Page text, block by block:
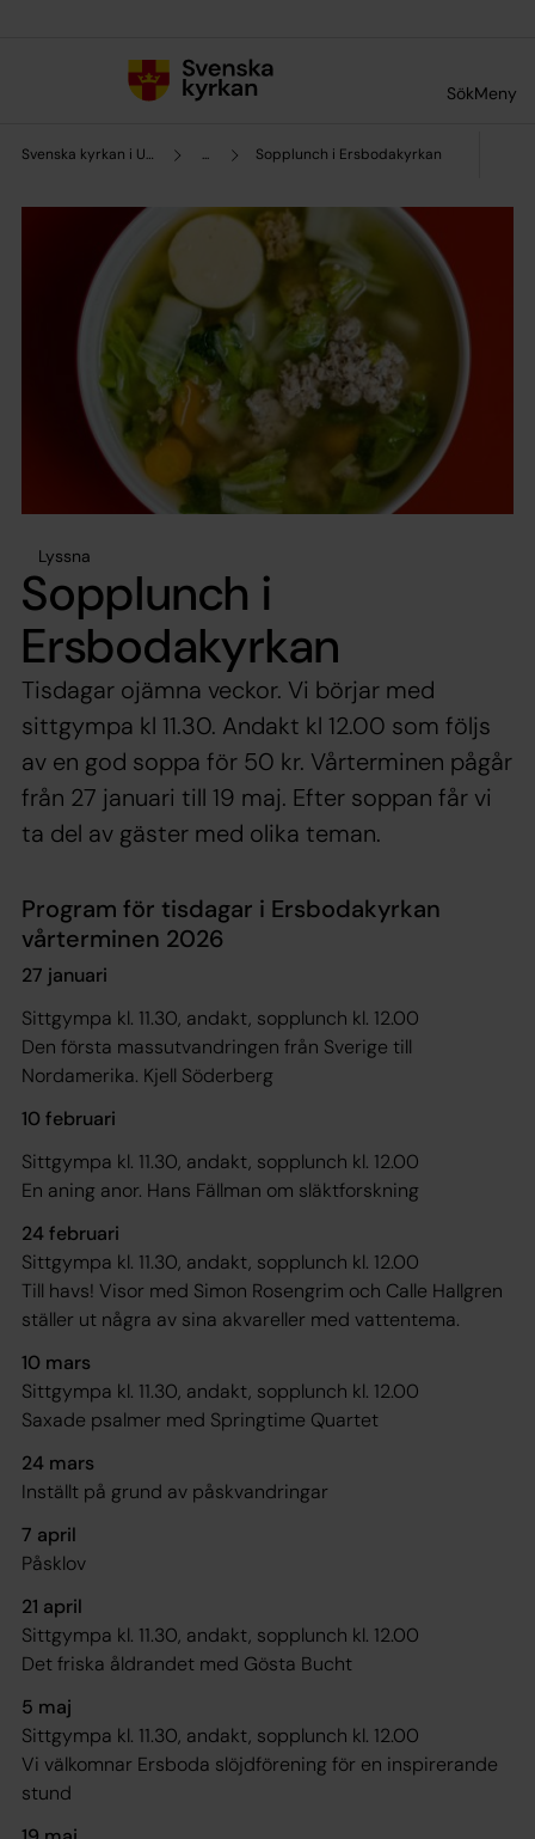
SökMeny
Svenska kyrkan i Umeå ... Sopplunch i Ersbodakyrkan
Lyssna
Sopplunch i
Ersbodakyrkan
Tisdagar ojämna veckor. Vi börjar med
sittgympa kl 11.30. Andakt kl 12.00 som följs
av en god soppa för 50 kr. Vårterminen pågår
från 27 januari till 19 maj. Efter soppan får vi
ta del av gäster med olika teman.
Program för tisdagar i Ersbodakyrkan
vårterminen 2026
27 januari
Sittgympa kl. 11.30, andakt, sopplunch kl. 12.00
Den första massutvandringen från Sverige till
Nordamerika. Kjell Söderberg
10 februari
Sittgympa kl. 11.30, andakt, sopplunch kl. 12.00
En aning anor. Hans Fällman om släktforskning
24 februari
Sittgympa kl. 11.30, andakt, sopplunch kl. 12.00
Till havs! Visor med Simon Rosengrim och Calle Hallgren
ställer ut några av sina akvareller med vattentema.
10 mars
Sittgympa kl. 11.30, andakt, sopplunch kl. 12.00
Saxade psalmer med Springtime Quartet
24 mars
Inställt på grund av påskvandringar
7 april
Påsklov
21 april
Sittgympa kl. 11.30, andakt, sopplunch kl. 12.00
Det friska åldrandet med Gösta Bucht
5 maj
Sittgympa kl. 11.30, andakt, sopplunch kl. 12.00
Vi välkomnar Ersboda slöjdförening för en inspirerande
stund